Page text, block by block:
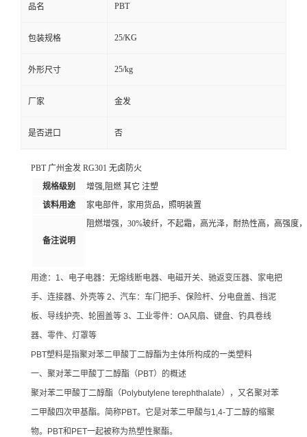
品名 PBT
包装规格 25/KG
外形尺寸 25/kg
厂家 金发
是否进口 否
PBT 广州金发 RG301 无卤防火
规格级别
增强,阻燃 其它 注塑
该料用途
家电部件，家用货品，照明装置
备注说明
阻燃增强，30%玻纤，不起霜，高光泽，耐热性高，高强度
用途：1、电子电器：无熔线断电器、电磁开关、驰返变压器、家电把
手、连接器、外壳等 2、汽车：车门把手、保险杆、分电盘盖、挡泥
板、导线护壳、轮圈盖等 3、工业零件：OA风扇、键盘、钓具卷线
器、零件、灯罩等
PBT塑料是指聚对苯二甲酸丁二醇酯为主体所构成的一类塑料
一、聚对苯二甲酸丁二醇酯（PBT）的概述
聚对苯二甲酸丁二醇酯（Polybutylene terephthalate），又名聚对苯
二甲酸四次甲基酯。简称PBT。它是对苯二甲酸与1,4-丁二醇的缩聚
物。PBT和PET一起被称为热塑性聚酯。